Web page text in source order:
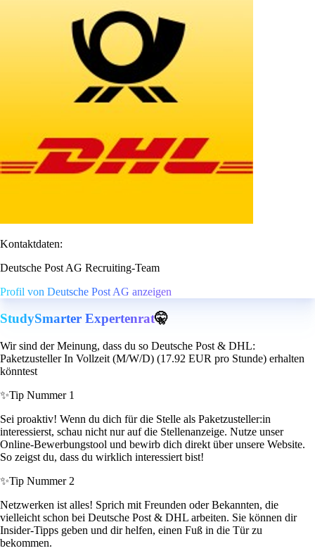
Kontaktdaten:
Deutsche Post AG Recruiting-Team
Profil von Deutsche Post AG anzeigen
StudySmarter Expertenrat🤫
Wir sind der Meinung, dass du so Deutsche Post & DHL:
Paketzusteller In Vollzeit (M/W/D) (17.92 EUR pro Stunde) erhalten
könntest
✨Tip Nummer 1
Sei proaktiv! Wenn du dich für die Stelle als Paketzusteller:in
interessierst, schau nicht nur auf die Stellenanzeige. Nutze unser
Online-Bewerbungstool und bewirb dich direkt über unsere Website.
So zeigst du, dass du wirklich interessiert bist!
✨Tip Nummer 2
Netzwerken ist alles! Sprich mit Freunden oder Bekannten, die
vielleicht schon bei Deutsche Post & DHL arbeiten. Sie können dir
Insider-Tipps geben und dir helfen, einen Fuß in die Tür zu
bekommen.